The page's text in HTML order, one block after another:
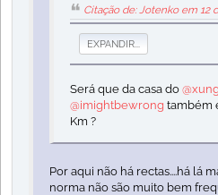
Citação de: Jotenko em 12
EXPANDIR...
Será que da casa do
@imightbewrong também
Km ?
Por aqui não há rectas....há lá
norma não são muito bem